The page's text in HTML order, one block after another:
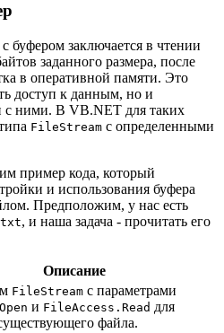
заключается в чтении
заданного размера, после
в оперативной памяти. Это
доступ к данным, но и
с ними. В VB.NET для таких
FileStream с определенными
пример кода, который
и использования буфера
Предположим, у нас есть
, и наша задача - прочитать его
Описание
FileStream с параметрами
и FileAccess.Read для
файла.